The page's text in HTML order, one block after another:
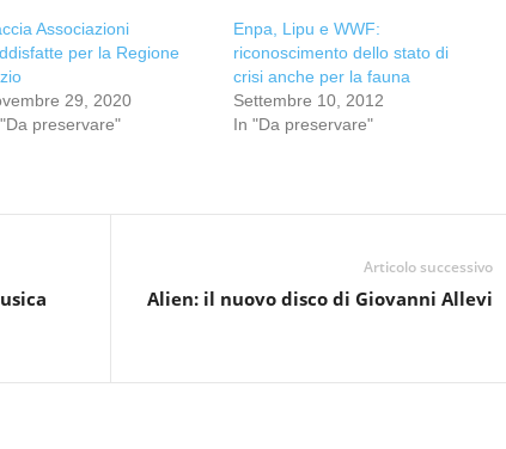
Associazioni
per la Regione
29, 2020
preservare"
Enpa, Lipu e WWF:
riconoscimento dello stato di
crisi anche per la fauna
Settembre 10, 2012
In "Da preservare"
Articolo successivo
Alien: il nuovo disco di Giovanni Allevi